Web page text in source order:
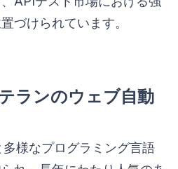
づけられています。
ランのウェブ自動
様なプログラミング言語